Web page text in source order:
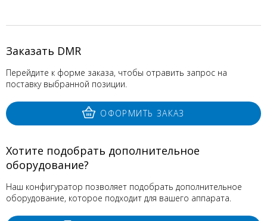
Заказать DMR
Перейдите к форме заказа, чтобы отравить запрос на
поставку выбранной позиции.
ОФОРМИТЬ ЗАКАЗ
Хотите подобрать дополнительное
оборудование?
Наш конфигуратор позволяет подобрать дополнительное
оборудование, которое подходит для вашего аппарата.